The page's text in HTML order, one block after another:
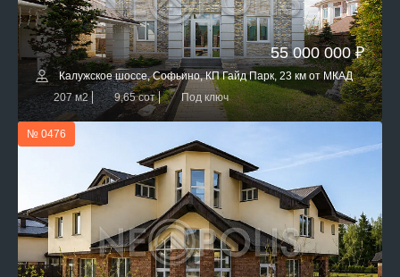
55 000 000 ₽
Калужское шоссе, Софьино, КП Гайд Парк, 23 км от МКАД
207 м2
9,65 сот Под ключ
№ 0476